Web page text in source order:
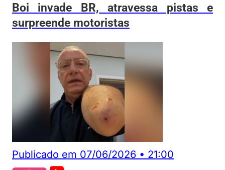
Boi invade BR, atravessa pistas e
surpreende motoristas
Publicado em 07/06/2026 • 21:00